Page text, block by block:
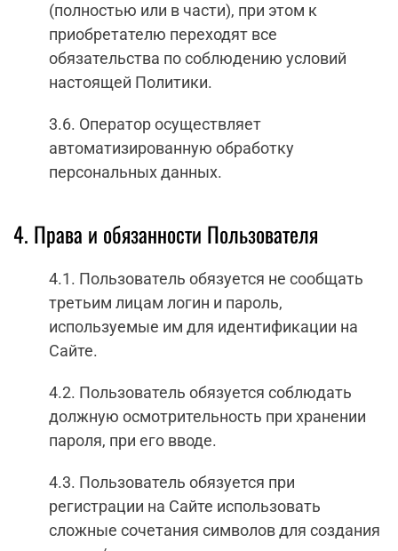
(полностью или в части), при этом к
приобретателю переходят все
обязательства по соблюдению условий
настоящей Политики.
3.6. Оператор осуществляет
автоматизированную обработку
персональных данных.
4. Права и обязанности Пользователя
4.1. Пользователь обязуется не сообщать
третьим лицам логин и пароль,
используемые им для идентификации на
Сайте.
4.2. Пользователь обязуется соблюдать
должную осмотрительность при хранении
пароля, при его вводе.
4.3. Пользователь обязуется при
регистрации на Сайте использовать
сложные сочетания символов для создания